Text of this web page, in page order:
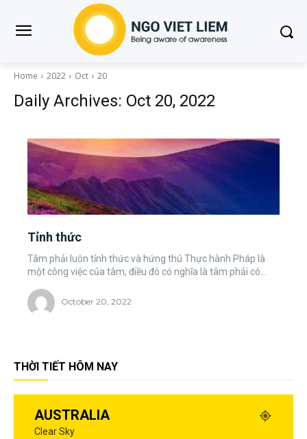
Home 2022 Oct 20
Daily Archives: Oct 20, 2022
Tỉnh thức
Tâm phải luôn tỉnh thức và hứng thú Thực hành Pháp là
một công việc của tâm, điều đó có nghĩa là tâm phải có...
October 20, 2022
THỜI TIẾT HÔM NAY
AUSTRALIA
Clear Sky